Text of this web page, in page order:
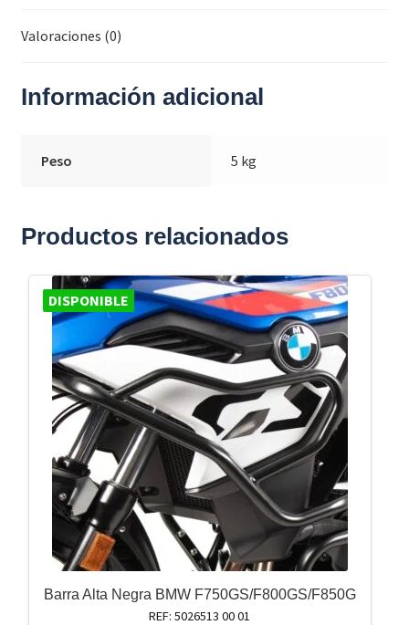
Valoraciones (0)
Información adicional
Peso 5 kg
Productos relacionados
DISPONIBLE
Barra Alta Negra BMW F750GS/F800GS/F850G
REF: 5026513 00 01